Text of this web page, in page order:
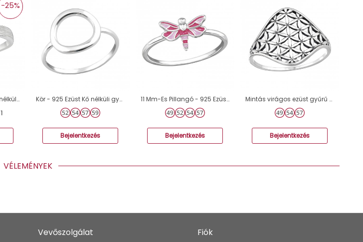
Sodrott - 925 Ezüst Kő nélküli gyűrűk A4S41441
-25%
1
Kör - 925 Ezüst Kő nélküli gyűrűk A4S36765
Bejelentkezés
11 Mm-Es Pillangó - 925 Ezüst Kő nélküli gyűrűk A4S50093
Bejelentkezés
Mintás virágos ezüst gyűrű - 925 Ezüst Kő Nélküli Gyűrűk A4S46877
Bejelentkezés
VÉLEMÉNYEK
Vevőszolgálat Fiók